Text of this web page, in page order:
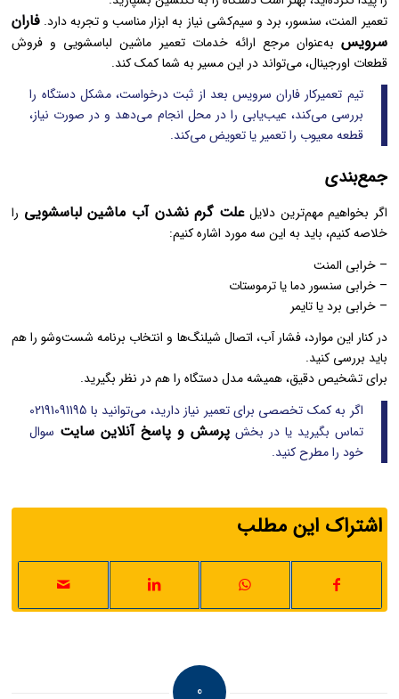
تعمیر المنت، سنسور، برد و سیم‌کشی نیاز به ابزار مناسب و تجربه دارد.فاران
سرویس به‌عنوان مرجع ارائه خدمات تعمیر ماشین لباسشویی و فروش
قطعات اورجینال، می‌تواند در این مسیر به شما کمک کند.
تیم تعمیرکار فاران سرویس بعد از ثبت درخواست، مشکل دستگاه را
بررسی می‌کند، عیب‌یابی را در محل انجام می‌دهد و در صورت نیاز،
قطعه معیوب را تعمیر یا تعویض می‌کند.
جمع‌بندی
اگر بخواهیم مهم‌ترین دلایلعلت گرم نشدن آب ماشین لباسشویی را
خلاصه کنیم، باید به این سه مورد اشاره کنیم:
– خرابی المنت
– خرابی سنسور دما یا ترموستات
– خرابی برد یا تایمر
در کنار این موارد، فشار آب، اتصال شیلنگ‌ها و انتخاب برنامه شست‌وشو را هم
باید بررسی کنید.
برای تشخیص دقیق، همیشه مدل دستگاه را هم در نظر بگیرید.
اگر به کمک تخصصی برای تعمیر نیاز دارید، می‌توانید با 02191091195
تماس بگیرید یا در بخش پرسش و پاسخ آنلاین سایت سوال
خود را مطرح کنید.
اشتراک این مطلب
0